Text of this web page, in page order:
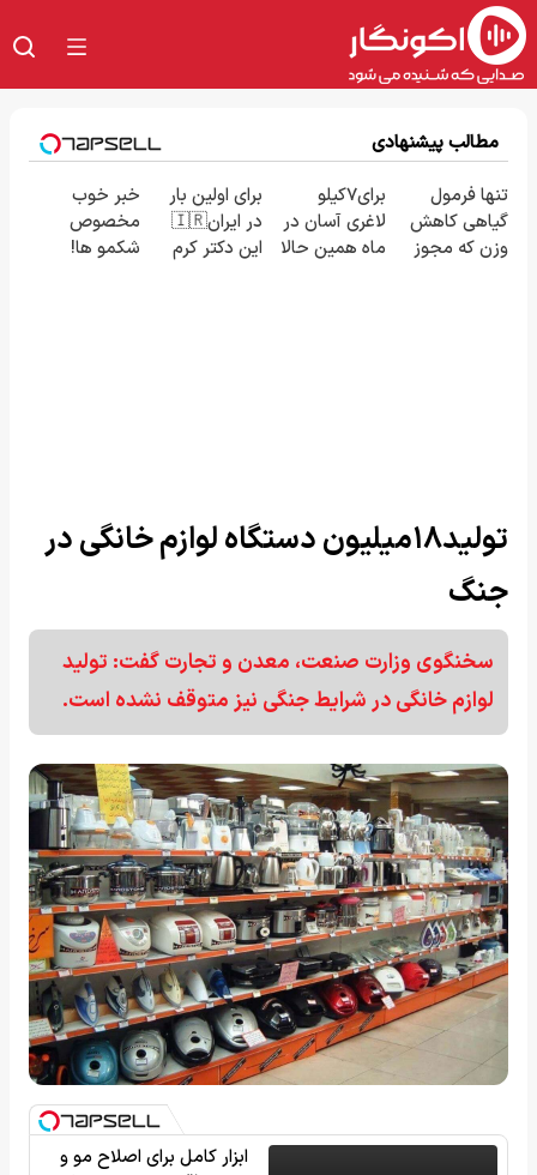
مطالب پیشنهادی
تنها فرمول
گیاهی کاهش
وزن که مجوز
برای7کیلو
لاغری آسان در
ماه همین حالا
برای اولین بار
در ایران🇮🇷
این دکتر کرم
خبر خوب
مخصوص
شکمو ها!
تولید۱۸میلیون دستگاه لوازم خانگی در
جنگ
سخنگوی وزارت صنعت، معدن و تجارت گفت: تولید
لوازم خانگی در شرایط جنگی نیز متوقف نشده است.
ابزار کامل برای اصلاح مو و